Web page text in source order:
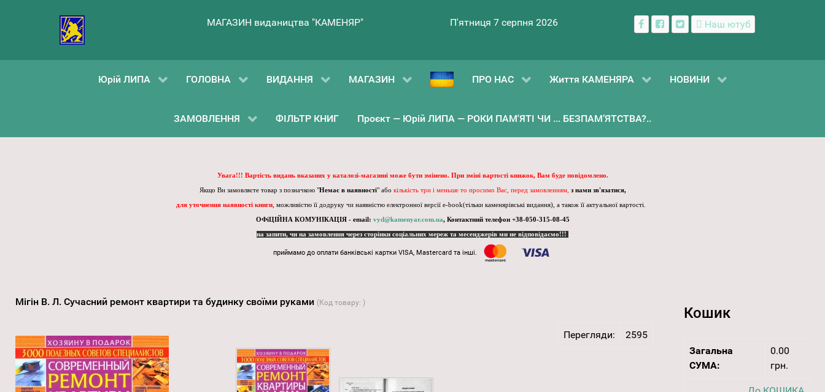
МАГАЗИН видаництва "КАМЕНЯР" П'ятниця 7 серпня 2026 Наш ютуб
Юрій ЛИПА ГОЛОВНА ВИДАННЯ МАГАЗИН ПРО НАС Життя КАМЕНЯРА НОВИНИ
ЗАМОВЛЕННЯ ФІЛЬТР КНИГ Проєкт — Юрій ЛИПА — РОКИ ПАМ'ЯТІ ЧИ ... БЕЗПАМ’ЯТСТВА?..
Увага!!! Вартість видань вказаних у каталозі-магазині може бути змінено. При зміні вартості книжок, Вам буде повідомлено.
Якщо Ви замовляєте товар з позначкою "Немає в наявності" або кількість три і меньше то просимо Вас, перед замовленням, з нами зв'язатися,
для уточнення наявності книги, можливістю її додруку чи наявністю електронної версії e-book(тільки каменярівські видання), а також її актуальної вартості.
ОФіЦІЙНА КОМУНІКАЦІЯ - email: vyd@kamenyar.com.ua, Контактний телефон +38-050-315-08-45
на запити, чи на замовлення через сторінки соціальних мереж та месенджерів ми не відповідаємо!!!
приймамо до оплати банківські картки VISA, Mastercard та інші.
Мігін В. Л. Сучасний ремонт квартири та будинку своїми руками (Код товару: )
Перегляди: 2595
Кошик
Загальна
СУМА:
0.00
грн.